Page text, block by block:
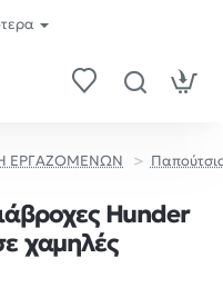
ΕΡΓΑΖΟΜΕΝΩΝ
Hunder
χαμηλές